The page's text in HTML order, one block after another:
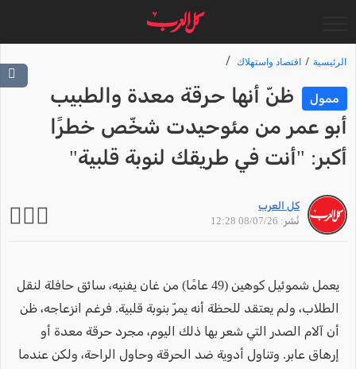
الرئيسية اقتصاد واستهلاك
ممول
ظنّ أنها حرقة معدة والطبيب
أبو عمر من مئوحيدت شخّص خطرًا
أكبر: "أنت في طريقك لنوبة قلبية"
كل العرب
نُشر: 08/07/26 12:28
يعمل شموئيل كوهين (49 عامًا) من غان يفنيه، سائق حافلة لنقل
الطلاب، ولم يعتقد للحظة أنه يمرّ بنوبة قلبية. فرغم انزعاجه، ظن
أن آلام الصدر التي شعر بها ذلك اليوم، مجرد حرقة معدة أو
إرهاق عابر. وتناول أدوية ضد الحرقة وحاول الراحة، ولكن عندما